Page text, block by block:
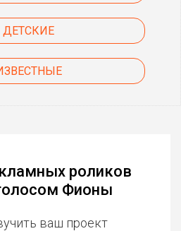
ДЕТСКИЕ
роликов
Фионы
ваш проект